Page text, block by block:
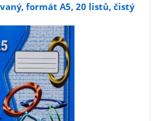
formát A5, 20 listů, čistý